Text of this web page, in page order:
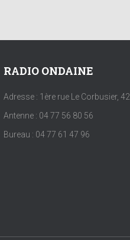
RADIO ONDAINE
Adresse : 1ère rue Le Corbusier,
Antenne : 04 77 56 80 56
Bureau : 04 77 61 47 96